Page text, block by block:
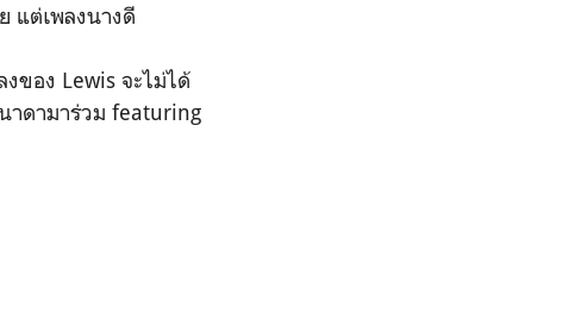
แต่เพลงนางดี
ของ Lewis จะไม่ได้
าดามาร่วม featuring